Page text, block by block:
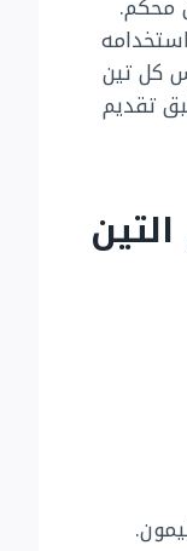
كل تين
تقديم